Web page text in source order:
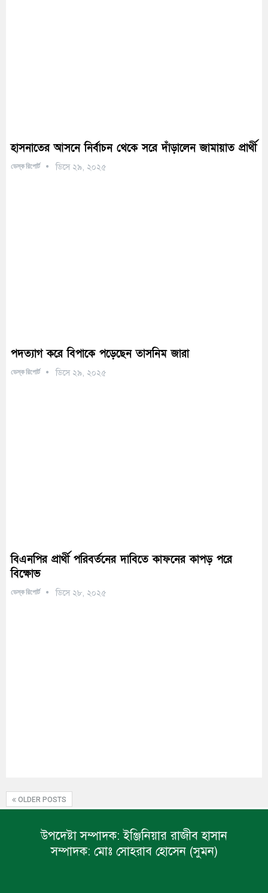
হাসনাতের আসনে নির্বাচন থেকে সরে দাঁড়ালেন জামায়াত প্রার্থী
ডেস্ক রিপোর্ট ডিসে ২৯, ২০২৫
পদত্যাগ করে বিপাকে পড়েছেন তাসনিম জারা
ডেস্ক রিপোর্ট ডিসে ২৯, ২০২৫
বিএনপির প্রার্থী পরিবর্তনের দাবিতে কাফনের কাপড় পরে
বিক্ষোভ
ডেস্ক রিপোর্ট ডিসে ২৮, ২০২৫
OLDER POSTS
উপদেষ্টা সম্পাদক: ইঞ্জিনিয়ার রাজীব হাসান
সম্পাদক: মোঃ সোহরাব হোসেন (সুমন)